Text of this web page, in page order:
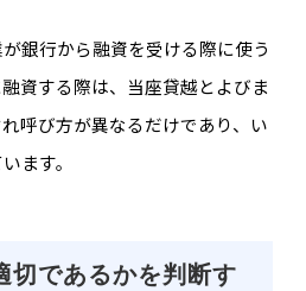
銀行から融資を受ける際に使う
資する際は、当座貸越とよびま
呼び方が異なるだけであり、い
ます。
切であるかを判断す